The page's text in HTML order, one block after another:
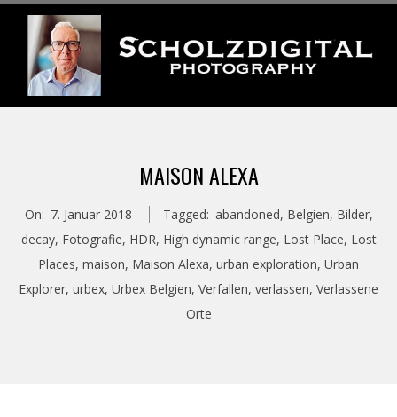
content
S
H
O
L
MAISON ALEXA
On: 7. Januar 2018 Tagged: abandoned, Belgien, Bilder,
decay, Fotografie, HDR, High dynamic range, Lost Place, Lost
Places, maison, Maison Alexa, urban exploration, Urban
Explorer, urbex, Urbex Belgien, Verfallen, verlassen, Verlassene
Orte